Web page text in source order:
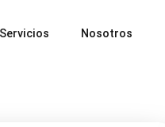
Servicios Nosotros